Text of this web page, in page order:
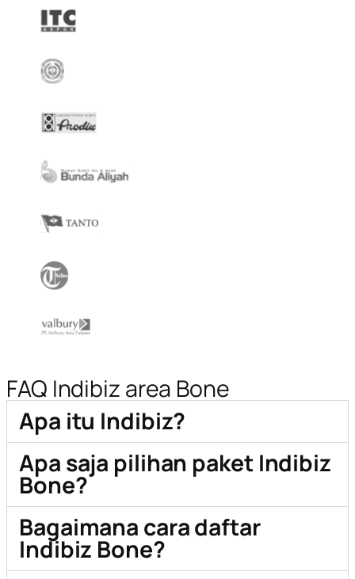
FAQ Indibiz area Bone
Apa itu Indibiz?
Apa saja pilihan paket Indibiz
Bone?
Bagaimana cara daftar
Indibiz Bone?